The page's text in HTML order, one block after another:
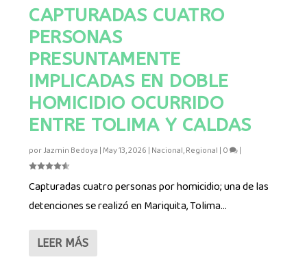
CAPTURADAS CUATRO
PERSONAS
PRESUNTAMENTE
IMPLICADAS EN DOBLE
HOMICIDIO OCURRIDO
ENTRE TOLIMA Y CALDAS
porJazmin Bedoya | May 13, 2026 | Nacional,Regional | 0 |
Capturadas cuatro personas por homicidio; una de las
detenciones se realizó en Mariquita, Tolima...
LEER MÁS